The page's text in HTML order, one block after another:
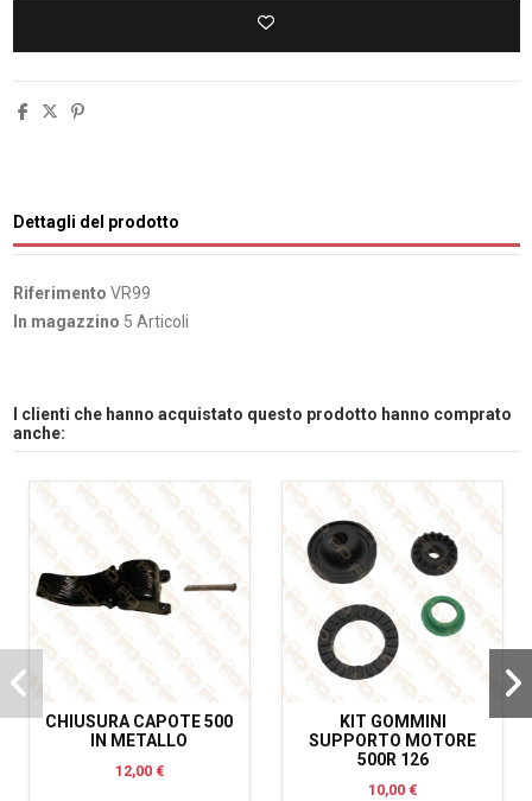
Dettagli del prodotto
Riferimento VR99
In magazzino 5 Articoli
I clienti che hanno acquistato questo prodotto hanno comprato
anche:
CHIUSURA CAPOTE 500
IN METALLO
12,00 €
KIT GOMMINI
SUPPORTO MOTORE
500R 126
10,00 €